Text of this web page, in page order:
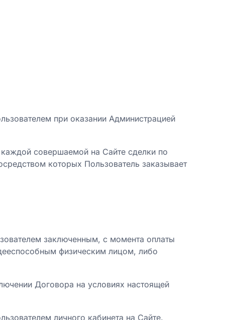
при оказании Администрацией
совершаемой на Сайте сделки по
которых Пользователь заказывает
заключенным, с момента оплаты
физическим лицом, либо
Договора на условиях настоящей
личного кабинета на Сайте.